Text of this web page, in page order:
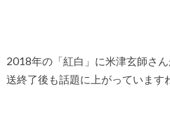
2018年の「紅白」に米津玄師さ
送終了後も話題に上がっています